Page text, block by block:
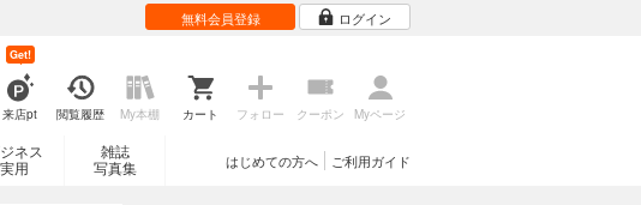
無料会員登録 ログイン
来店pt
Get!
閲覧履歴 My本棚 カート フォロー クーポン Myページ
ネス
実用
雑誌
写真集
ご利用ガイド
はじめての方へ